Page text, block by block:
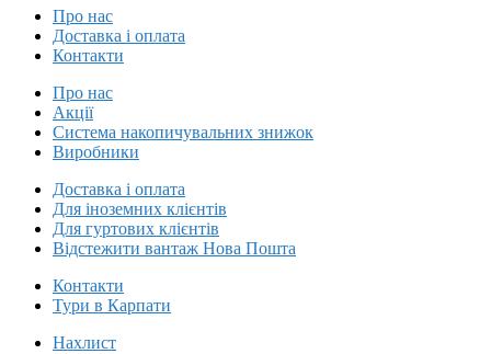
Про нас
Доставка і оплата
Контакти
Про нас
Акції
Система накопичувальних знижок
Виробники
Доставка і оплата
Для іноземних клієнтів
Для гуртових клієнтів
Відстежити вантаж Нова Пошта
Контакти
Тури в Карпати
Нахлист